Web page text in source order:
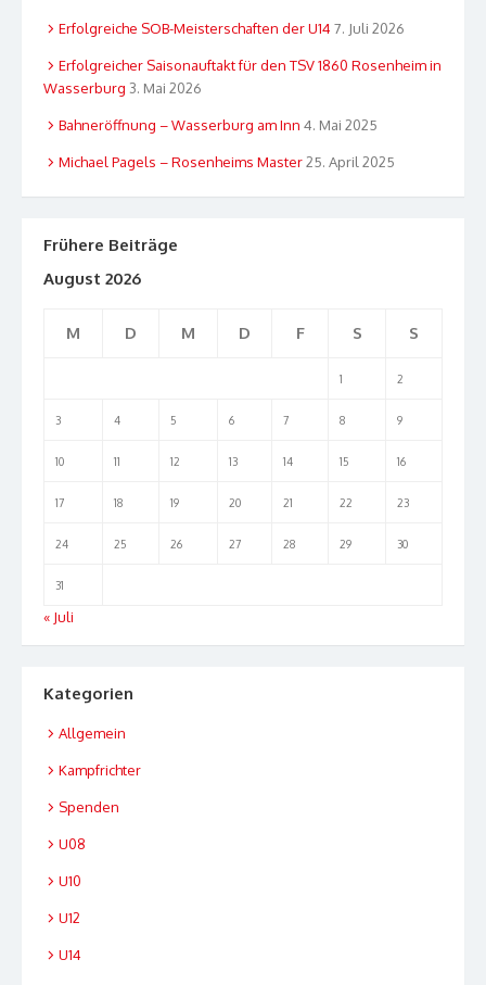
Erfolgreiche SOB-Meisterschaften der U14 7. Juli 2026
Erfolgreicher Saisonauftakt für den TSV 1860 Rosenheim in
Wasserburg 3. Mai 2026
Bahneröffnung – Wasserburg am Inn 4. Mai 2025
Michael Pagels – Rosenheims Master25. April 2025
Frühere Beiträge
August 2026
M D M D F S S
1 2
3 4 5 6 7 8 9
10 11 12 13 14 15 16
17 18 19 20 21 22 23
24 25 26 27 28 29 30
31
« Juli
Kategorien
Allgemein
Kampfrichter
Spenden
U08
U10
U12
U14